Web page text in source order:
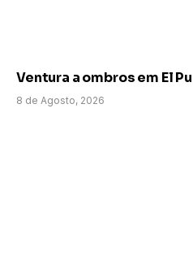
Ventura a ombros em El
8 de Agosto, 2026